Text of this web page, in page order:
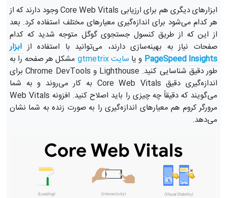
ابزارهای دیگری هم برای ارزیابی Core Web Vitals وجود دارند که از
هر کدام می‌شود برای اندازه‌گیری معیارهای مختلف استفاده کرد. بعد
از این که از طریق کنسول جستجوی گوگل متوجه شدید که کدام
صفحات نیاز به بهینه‌سازی دارند، می‌توانید با استفاده از
ابزار
PageSpeed Insights و یا سایت gtmetrix
مشکل هر صفحه را به
طور دقیق شناسایی کنید. Lighthouse و Chrome DevTools برای
اندازه‌گیری دقیق Core Web Vitals به کار می‌روند و به شما
می‌گویند که دقیقاً چه چیزی را باید اصلاح کنید. افزونه Web Vitals
مرورگر کروم هم معیارهای اندازه‌گیری را به صورت زنده به شما نشان
می‌دهد.